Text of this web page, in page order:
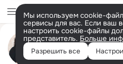
Мы используем cookie-
сервисы для вас. Если ваш
настроить cookie-файлы
представитель. Больше
Разрешить все
Ирина Белая
Не могу без тебя,